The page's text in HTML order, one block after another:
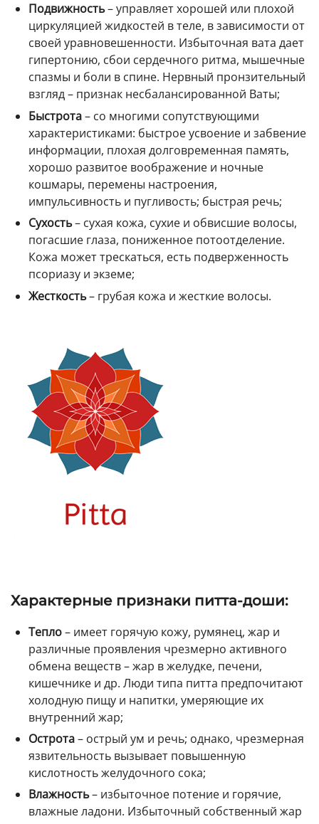
Подвижность– управляет хорошей или плохой
циркуляцией жидкостей в теле, в зависимости от
своей уравновешенности. Избыточная вата дает
гипертонию, сбои сердечного ритма, мышечные
спазмы и боли в спине. Нервный пронзительный
взгляд – признак несбалансированной Ваты;
Быстрота– со многими сопутствующими
характеристиками: быстрое усвоение и забвение
информации, плохая долговременная память,
хорошо развитое воображение и ночные
кошмары, перемены настроения,
импульсивность и пугливость; быстрая речь;
Сухость– сухая кожа, сухие и обвисшие волосы,
погасшие глаза, пониженное потоотделение.
Кожа может трескаться, есть подверженность
псориазу и экземе;
Жесткость– грубая кожа и жесткие волосы.
Характерные признаки питта-доши:
Тепло– имеет горячую кожу, румянец, жар и
различные проявления чрезмерно активного
обмена веществ – жар в желудке, печени,
кишечнике и др. Люди типа питта предпочитают
холодную пищу и напитки, умеряющие их
внутренний жар;
Острота– острый ум и речь; однако, чрезмерная
язвительность вызывает повышенную
кислотность желудочного сока;
Влажность– избыточное потение и горячие,
влажные ладони. Избыточный собственный жар